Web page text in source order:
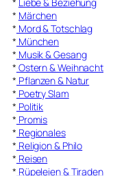
* Märchen
* Mord & Totschlag
* München
* Musik & Gesang
* Ostern & Weihnacht
* Pflanzen & Natur
* Poetry Slam
* Politik
* Promis
* Regionales
* Religion & Philo
* Reisen
* Rüpeleien & Tiraden